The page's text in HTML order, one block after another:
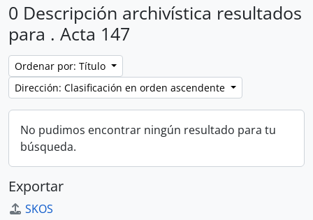
0 Descripción archivística resultados
para . Acta 147
Ordenar por: Título
Dirección: Clasificación en orden ascendente
No pudimos encontrar ningún resultado para tu
búsqueda.
Exportar
SKOS